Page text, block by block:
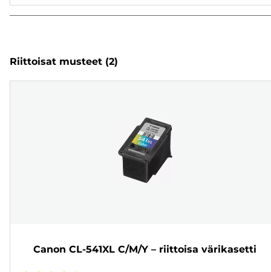
Riittoisat musteet (2)
Canon CL-541XL C/M/Y – riittoisa värikasetti